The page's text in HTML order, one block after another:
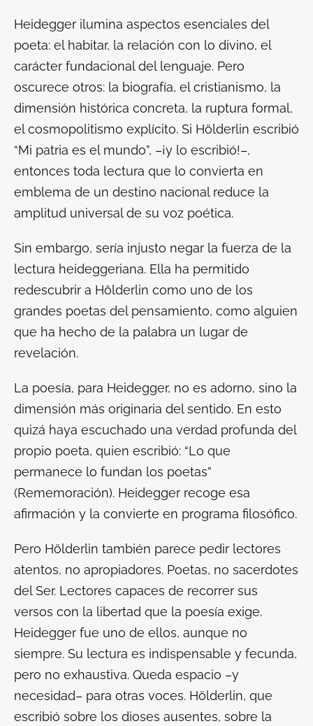
Heidegger ilumina aspectos esenciales del
poeta: el habitar, la relación con lo divino, el
carácter fundacional del lenguaje. Pero
oscurece otros: la biografía, el cristianismo, la
dimensión histórica concreta, la ruptura formal,
el cosmopolitismo explícito. Si Hölderlin escribió
“Mi patria es el mundo”, –¡y lo escribió!–,
entonces toda lectura que lo convierta en
emblema de un destino nacional reduce la
amplitud universal de su voz poética.
Sin embargo, sería injusto negar la fuerza de la
lectura heideggeriana. Ella ha permitido
redescubrir a Hölderlin como uno de los
grandes poetas del pensamiento, como alguien
que ha hecho de la palabra un lugar de
revelación.
La poesía, para Heidegger, no es adorno, sino la
dimensión más originaria del sentido. En esto
quizá haya escuchado una verdad profunda del
propio poeta, quien escribió: “Lo que
permanece lo fundan los poetas”
(Rememoración). Heidegger recoge esa
afirmación y la convierte en programa filosófico.
Pero Hölderlin también parece pedir lectores
atentos, no apropiadores. Poetas, no sacerdotes
del Ser. Lectores capaces de recorrer sus
versos con la libertad que la poesía exige.
Heidegger fue uno de ellos, aunque no
siempre. Su lectura es indispensable y fecunda,
pero no exhaustiva. Queda espacio –y
necesidad– para otras voces. Hölderlin, que
escribió sobre los dioses ausentes, sobre la